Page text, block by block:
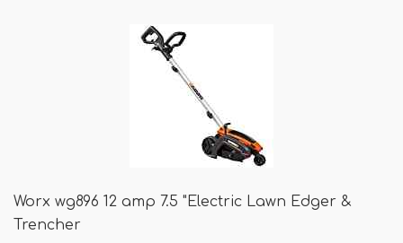
Worx wg896 12 amp 7.5 "Electric Lawn Edger &
Trencher